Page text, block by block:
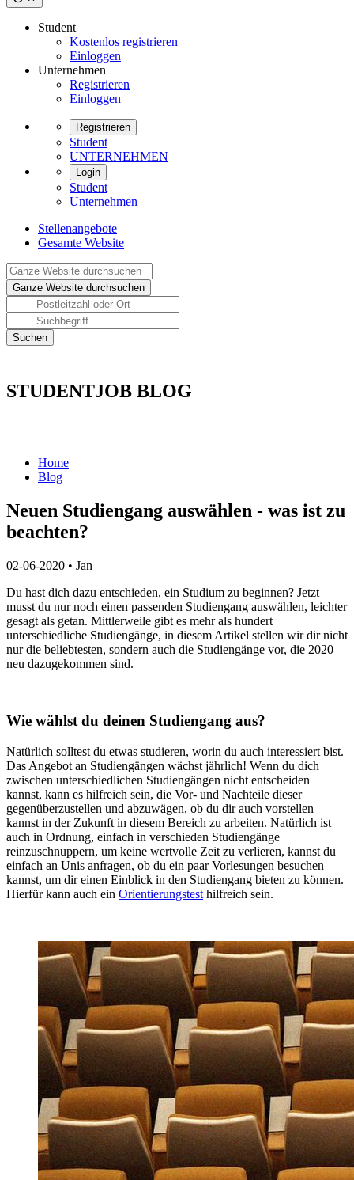
Student
Kostenlos registrieren
Einloggen
Unternehmen
Registrieren
Einloggen
Registrieren
Student
UNTERNEHMEN
Login
Student
Unternehmen
Stellenangebote
Gesamte Website
STUDENTJOB BLOG
Home
Blog
Neuen Studiengang auswählen - was ist zu
beachten?
02-06-2020 • Jan
Du hast dich dazu entschieden, ein Studium zu beginnen? Jetzt
musst du nur noch einen passenden Studiengang auswählen, leichter
gesagt als getan. Mittlerweile gibt es mehr als hundert
unterschiedliche Studiengänge, in diesem Artikel stellen wir dir nicht
nur die beliebtesten, sondern auch die Studiengänge vor, die 2020
neu dazugekommen sind.
Wie wählst du deinen Studiengang aus?
Natürlich solltest du etwas studieren, worin du auch interessiert bist.
Das Angebot an Studiengängen wächst jährlich! Wenn du dich
zwischen unterschiedlichen Studiengängen nicht entscheiden
kannst, kann es hilfreich sein, die Vor- und Nachteile dieser
gegenüberzustellen und abzuwägen, ob du dir auch vorstellen
kannst in der Zukunft in diesem Bereich zu arbeiten. Natürlich ist
auch in Ordnung, einfach in verschieden Studiengänge
reinzuschnuppern, um keine wertvolle Zeit zu verlieren, kannst du
einfach an Unis anfragen, ob du ein paar Vorlesungen besuchen
kannst, um dir einen Einblick in den Studiengang bieten zu können.
Hierfür kann auch ein Orientierungstest hilfreich sein.